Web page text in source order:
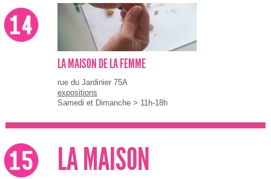
LA MAISON DE LA FEMME
rue du Jardinier 75A
expositions
Samedi et Dimanche > 11h-18h
LA MAISON